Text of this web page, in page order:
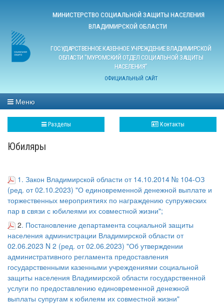
МИНИСТЕРСТВО СОЦИАЛЬНОЙ ЗАЩИТЫ НАСЕЛЕНИЯ
ВЛАДИМИРСКОЙ ОБЛАСТИ
ГОСУДАРСТВЕННОЕ КАЗЕННОЕ УЧРЕЖДЕНИЕ ВЛАДИМИРСКОЙ
ОБЛАСТИ "МУРОМСКИЙ ОТДЕЛ СОЦИАЛЬНОЙ ЗАЩИТЫ
НАСЕЛЕНИЯ"
ОФИЦИАЛЬНЫЙ САЙТ
Меню
Разделы Контакты
Юбиляры
1. Закон Владимирской области от 14.10.2014 № 104-ОЗ
(ред. от 02.10.2023) "О единовременной денежной выплате и
торжественных мероприятиях по награждению супружеских
пар в связи с юбилеями их совместной жизни";
2. Постановление департамента социальной защиты
населения администрации Владимирской области от
02.06.2023 N 2 (ред. от 02.06.2023) "Об утверждении
административного регламента предоставления
государственными казенными учреждениями социальной
защиты населения Владимирской области государственной
услуги по предоставлению единовременной денежной
выплаты супругам к юбилеям их совместной жизни"